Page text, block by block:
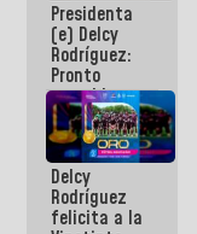
Presidenta
(e) Delcy
Rodríguez:
Pronto
restableceremos
las
operaciones
en el
Aeropuerto
Internacional
de
Delcy
Rodríguez
felicita a la